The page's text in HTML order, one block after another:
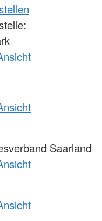
Saarland